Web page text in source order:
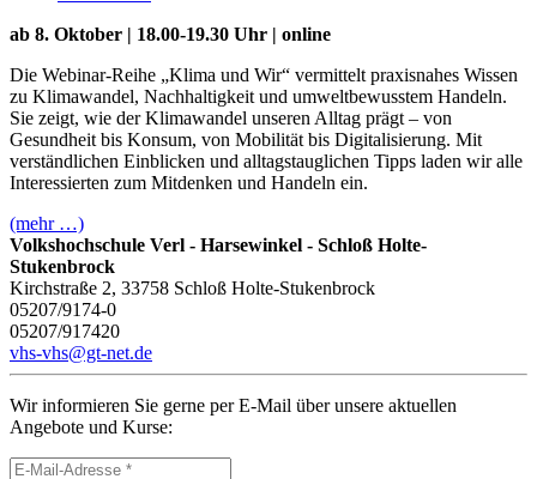
ab 8. Oktober | 18.00-19.30 Uhr | online
Die Webinar-Reihe „Klima und Wir“ vermittelt praxisnahes Wissen
zu Klimawandel, Nachhaltigkeit und umweltbewusstem Handeln.
Sie zeigt, wie der Klimawandel unseren Alltag prägt – von
Gesundheit bis Konsum, von Mobilität bis Digitalisierung. Mit
verständlichen Einblicken und alltagstauglichen Tipps laden wir alle
Interessierten zum Mitdenken und Handeln ein.
(mehr …)
Volkshochschule Verl - Harsewinkel - Schloß Holte-
Stukenbrock
Kirchstraße 2, 33758 Schloß Holte-Stukenbrock
05207/9174-0
05207/917420
vhs-vhs@gt-net.de
Wir informieren Sie gerne per E-Mail über unsere aktuellen
Angebote und Kurse: